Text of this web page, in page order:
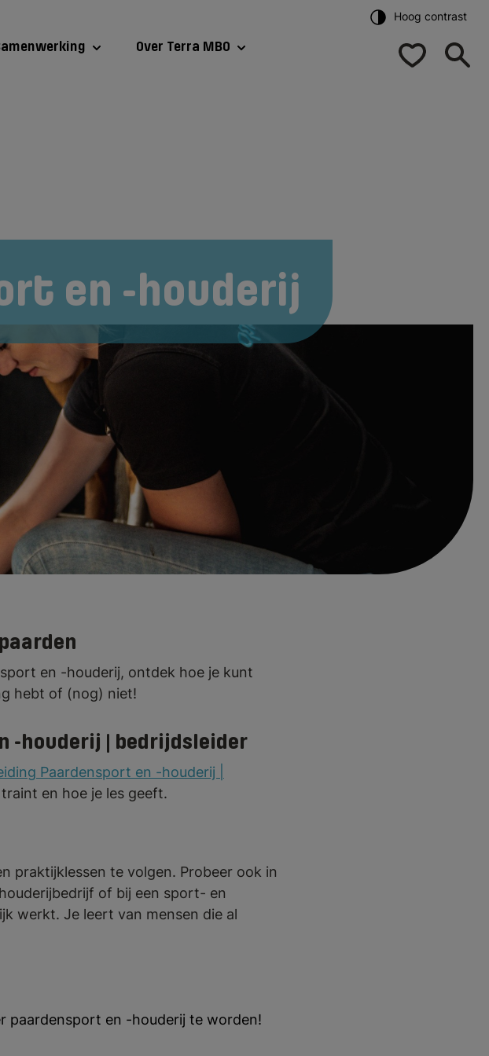
Over Terra MBO
Hoog contrast
en -houderij
kun je aan de slag bij een
hengstenhouderij of
zoals een
en -houderij, ontdek hoe je kunt
hebt of (nog) niet!
-houderij | bedrijdsleider
Paardensport en -houderij |
en hoe je les geeft.
praktijklessen te volgen. Probeer ook in
of bij een sport- en
werkt. Je leert van mensen die al
paardensport en -houderij te worden!